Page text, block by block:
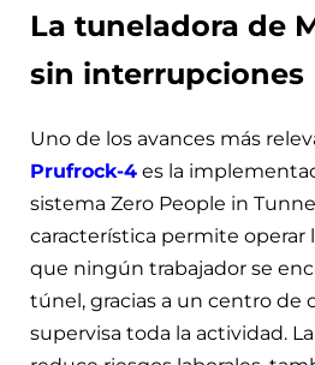
La tuneladora de
sin interrupciones
Uno de los avances más
Prufrock-4 es la
sistema Zero People in
característica permite operar
que ningún trabajador se
túnel, gracias a un centro de
supervisa toda la actividad.